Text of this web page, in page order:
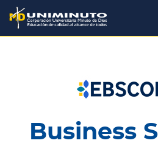
Pasar
contenido
principal
Business